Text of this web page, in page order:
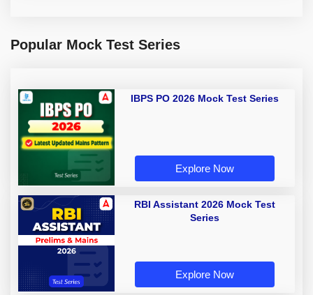
Popular Mock Test Series
IBPS PO 2026 Mock Test Series
Explore Now
RBI Assistant 2026 Mock Test
Series
Explore Now